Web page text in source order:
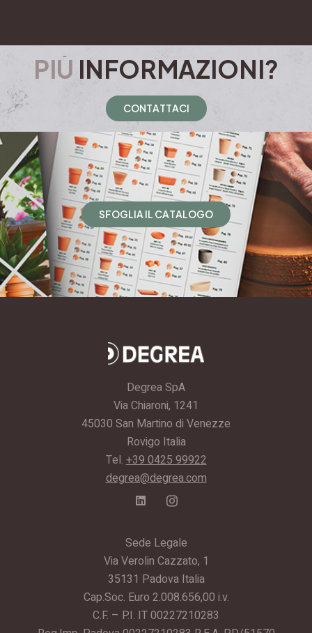
PIÙ INFORMAZIONI?
CONTATTACI
SFOGLIA IL CATALOGO
Degrea SpA
Via Chiaroni, 1241
45030 San Martino di Venezze
Rovigo Italia
Tel. +39 0425 99922
degrea@degrea.com
Sede Legale
Via Verolin Cazzato, 1
35131 Padova Italia
Cap.Soc. Euro 2.008.656,00 i.v.
C.F. – P.I. IT 00227210283